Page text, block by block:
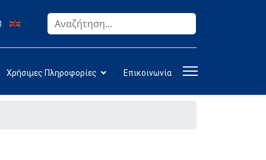
Αναζήτηση
Χρήσιμες Πληροφορίες Επικοινωνία